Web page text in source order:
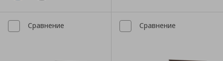
Сравнение Сравнение